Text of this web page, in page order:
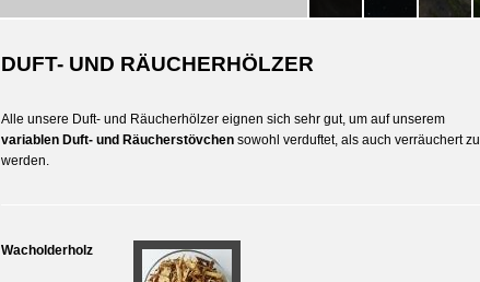
DUFT- UND RÄUCHERHÖLZER
Alle unsere Duft- und Räucherhölzer eignen sich sehr gut, um auf unserem
variablen Duft- und Räucherstövchen sowohl verduftet, als auch verräuchert zu
werden.
Wacholderholz